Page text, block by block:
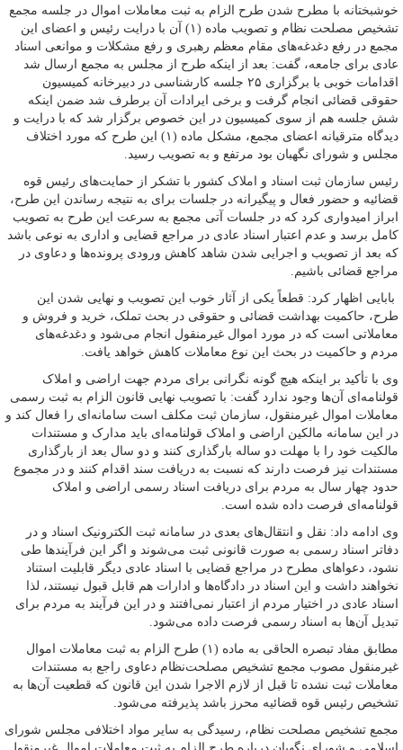
خوشبختانه با مطرح شدن طرح الزام به ثبت معاملات اموال در جلسه مجمع
تشخیص مصلحت نظام و تصویب ماده (۱) آن با درایت رئیس و اعضای این
مجمع در رفع دغدغه‌های مقام معظم رهبری و رفع مشکلات و موانعی اسناد
عادی برای جامعه، گفت: بعد از اینکه طرح از مجلس به مجمع ارسال شد
اقدامات خوبی با برگزاری ۲۵ جلسه کارشناسی در دبیرخانه کمیسیون
حقوقی قضائی انجام گرفت و برخی ایرادات آن برطرف شد ضمن اینکه
شش جلسه هم از سوی کمیسیون در این خصوص برگزار شد که با درایت و
دیدگاه مترقیانه اعضای مجمع، مشکل ماده (۱) این طرح که مورد اختلاف
مجلس و شورای نگهبان بود مرتفع و به تصویب رسید.
رئیس سازمان ثبت اسناد و املاک کشور با تشکر از حمایت‌های رئیس قوه
قضائیه و حضور فعال و پیگیرانه در جلسات برای به نتیجه رساندن این طرح،
ابراز امیدواری کرد که در جلسات آتی مجمع به سرعت این طرح به تصویب
کامل برسد و عدم اعتبار اسناد عادی در مراجع قضایی و اداری به نوعی باشد
که بعد از تصویب و اجرایی شدن شاهد کاهش ورودی پرونده‌ها و دعاوی در
مراجع قضائی باشیم.
بابایی اظهار کرد: قطعاً یکی از آثار خوب این تصویب و نهایی شدن این
طرح، حاکمیت بهداشت قضائی و حقوقی در بحث تملک، خرید و فروش و
معاملاتی است که در مورد اموال غیرمنقول انجام می‌شود و دغدغه‌های
مردم و حاکمیت در بحث این نوع معاملات کاهش خواهد یافت.
وی با تأکید بر اینکه هیچ گونه نگرانی برای مردم جهت اراضی و املاک
قولنامه‌ای آن‌ها وجود ندارد گفت: با تصویب نهایی قانون الزام به ثبت رسمی
معاملات اموال غیرمنقول، سازمان ثبت مکلف است سامانه‌ای را فعال کند و
در این سامانه مالکین اراضی و املاک قولنامه‌ای باید مدارک و مستندات
مالکیت خود را با مهلت دو ساله بارگذاری کنند و دو سال بعد از بارگذاری
مستندات نیز فرصت دارند که نسبت به دریافت سند اقدام کنند و در مجموع
حدود چهار سال به مردم برای دریافت اسناد رسمی اراضی و املاک
قولنامه‌ای فرصت داده شده است.
وی ادامه داد: نقل و انتقال‌های بعدی در سامانه ثبت الکترونیک اسناد و در
دفاتر اسناد رسمی به صورت قانونی ثبت می‌شوند و اگر این فرآیندها طی
نشود، دعواهای مطرح در مراجع قضایی با اسناد عادی دیگر قابلیت استناد
نخواهند داشت و این اسناد در دادگاه‌ها و ادارات هم قابل قبول نیستند، لذا
اسناد عادی در اختیار مردم از اعتبار نمی‌افتند و در این فرآیند به مردم برای
تبدیل آن‌ها به اسناد رسمی فرصت داده می‌شود.
مطابق مفاد تبصره الحاقی به ماده (۱) طرح الزام به ثبت معاملات اموال
غیرمنقول مصوب مجمع تشخیص مصلحت‌نظام دعاوی راجع به مستندات
معاملات ثبت نشده تا قبل از لازم الاجرا شدن این قانون که قطعیت آن‌ها به
تشخیص رئیس قوه قضائیه محرز باشد پذیرفته می‌شود.
مجمع تشخیص مصلحت نظام، رسیدگی به سایر مواد اختلافی مجلس شورای